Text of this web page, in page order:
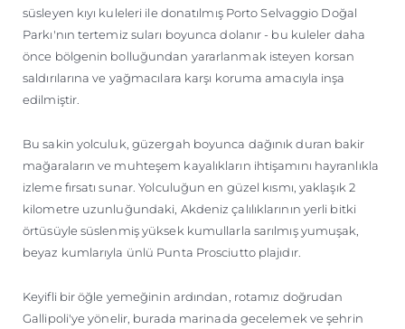
süsleyen kıyı kuleleri ile donatılmış Porto Selvaggio Doğal
Parkı'nın tertemiz suları boyunca dolanır - bu kuleler daha
önce bölgenin bolluğundan yararlanmak isteyen korsan
saldırılarına ve yağmacılara karşı koruma amacıyla inşa
edilmiştir.
Bu sakin yolculuk, güzergah boyunca dağınık duran bakir
mağaraların ve muhteşem kayalıkların ihtişamını hayranlıkla
izleme fırsatı sunar. Yolculuğun en güzel kısmı, yaklaşık 2
kilometre uzunluğundaki, Akdeniz çalılıklarının yerli bitki
örtüsüyle süslenmiş yüksek kumullarla sarılmış yumuşak,
beyaz kumlarıyla ünlü Punta Prosciutto plajıdır.
Keyifli bir öğle yemeğinin ardından, rotamız doğrudan
Gallipoli'ye yönelir, burada marinada gecelemek ve şehrin